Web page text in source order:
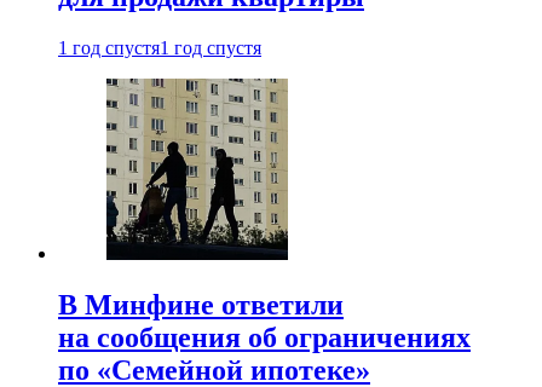
1 год спустя1 год спустя
В Минфине ответили
на сообщения об ограничениях
по «Семейной ипотеке»